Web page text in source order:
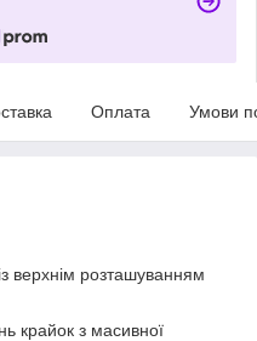
Оплата Умови
верхнім розташуванням
крайок з масивної